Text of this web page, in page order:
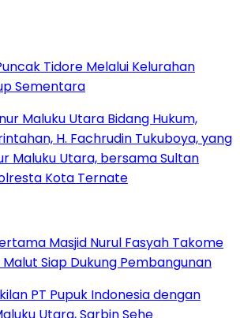
Tidore Melalui Kelurahan
Sementara
Masjid Nurul Fasyah Takome
Siap Dukung Pembangunan